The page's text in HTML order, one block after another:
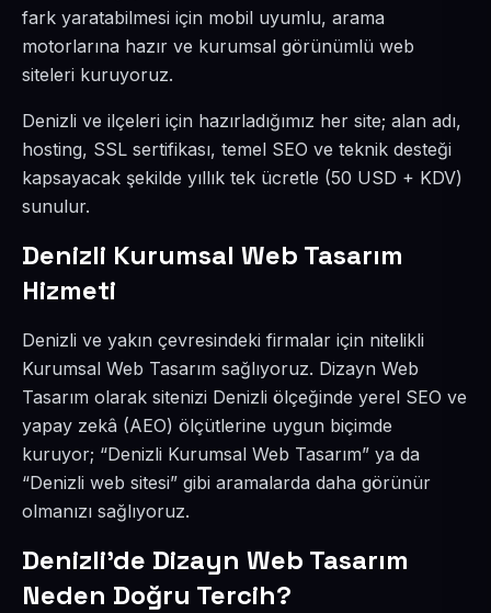
fark yaratabilmesi için mobil uyumlu, arama
motorlarına hazır ve kurumsal görünümlü web
siteleri kuruyoruz.
Denizli ve ilçeleri için hazırladığımız her site; alan adı,
hosting, SSL sertifikası, temel SEO ve teknik desteği
kapsayacak şekilde yıllık tek ücretle (50 USD + KDV)
sunulur.
Denizli Kurumsal Web Tasarım
Hizmeti
Denizli ve yakın çevresindeki firmalar için nitelikli
Kurumsal Web Tasarım sağlıyoruz. Dizayn Web
Tasarım olarak sitenizi Denizli ölçeğinde yerel SEO ve
yapay zekâ (AEO) ölçütlerine uygun biçimde
kuruyor; “Denizli Kurumsal Web Tasarım” ya da
“Denizli web sitesi” gibi aramalarda daha görünür
olmanızı sağlıyoruz.
Denizli’de Dizayn Web Tasarım
Neden Doğru Tercih?